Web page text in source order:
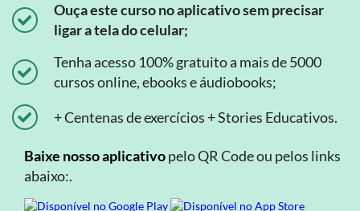
Ouça este curso no aplicativo sem precisar
ligar a tela do celular;
Tenha acesso 100% gratuito a mais de 5000
cursos online, ebooks e áudiobooks;
+ Centenas de exercícios + Stories Educativos.
Baixe nosso aplicativopelo QR Code ou pelos links
abaixo:.